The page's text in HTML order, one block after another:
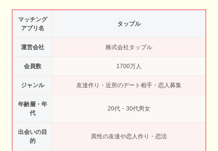
マッチング
アプリ名
タップル
運営会社 株式会社タップル
会員数 1700万人
ジャンル 友達作り・近所のデート相手・恋人募集
年齢層・年
代
20代・30代男女
出会いの目
的
異性の友達や恋人作り・恋活